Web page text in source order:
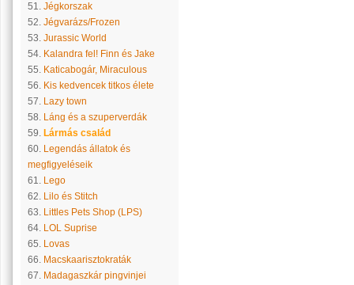
51. Jégkorszak
52. Jégvarázs/Frozen
53. Jurassic World
54. Kalandra fel! Finn és Jake
55. Katicabogár, Miraculous
56. Kis kedvencek titkos élete
57. Lazy town
58. Láng és a szuperverdák
59. Lármás család
60. Legendás állatok és
megfigyeléseik
61. Lego
62. Lilo és Stitch
63. Littles Pets Shop (LPS)
64. LOL Suprise
65. Lovas
66. Macskaarisztokraták
67. Madagaszkár pingvinjei